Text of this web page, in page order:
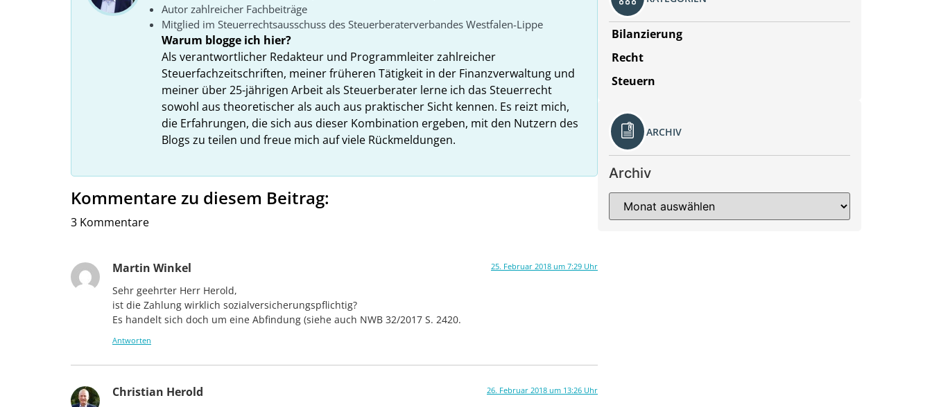
Autor zahlreicher Fachbeiträge
Mitglied im Steuerrechtsausschuss des Steuerberaterverbandes Westfalen-Lippe
Warum blogge ich hier?
Als verantwortlicher Redakteur und Programmleiter zahlreicher
Steuerfachzeitschriften, meiner früheren Tätigkeit in der Finanzverwaltung und
meiner über 25-jährigen Arbeit als Steuerberater lerne ich das Steuerrecht
sowohl aus theoretischer als auch aus praktischer Sicht kennen. Es reizt mich,
die Erfahrungen, die sich aus dieser Kombination ergeben, mit den Nutzern des
Blogs zu teilen und freue mich auf viele Rückmeldungen.
Kommentare zu diesem Beitrag:
3 Kommentare
Martin Winkel 25. Februar 2018 um 7:29 Uhr
Sehr geehrter Herr Herold,
ist die Zahlung wirklich sozialversicherungspflichtig?
Es handelt sich doch um eine Abfindung (siehe auch NWB 32/2017 S. 2420.
Antworten
Christian Herold 26. Februar 2018 um 13:26 Uhr
Bilanzierung
Recht
Steuern
ARCHIV
Archiv